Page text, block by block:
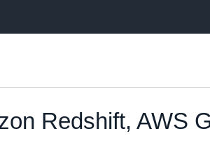
Redshift, AWS